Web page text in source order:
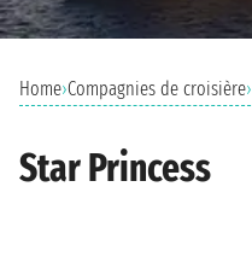
Home›Compagnies de croisière›
Star Princess